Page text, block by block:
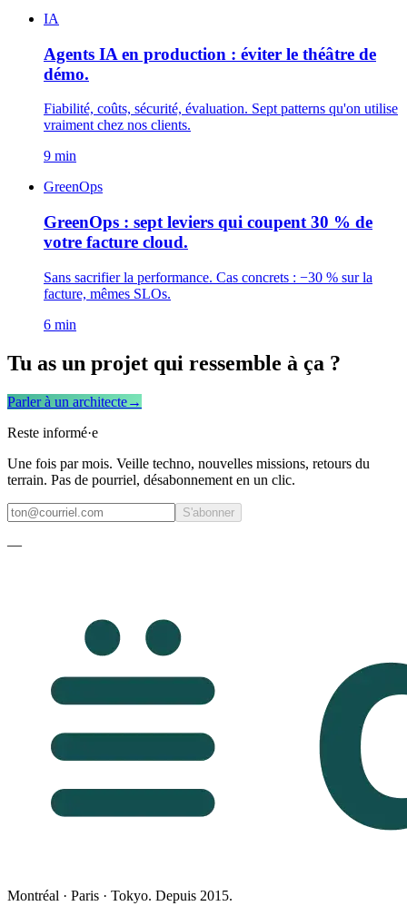
IA
Agents IA en production : éviter le théâtre de
démo.
Fiabilité, coûts, sécurité, évaluation. Sept patterns qu'on utilise
vraiment chez nos clients.
9 min
GreenOps
GreenOps : sept leviers qui coupent 30 % de
votre facture cloud.
Sans sacrifier la performance. Cas concrets : −30 % sur la
facture, mêmes SLOs.
6 min
Tu as un projet qui ressemble à ça ?
Parler à un architecte→
Reste informé·e
Une fois par mois. Veille techno, nouvelles missions, retours du
terrain. Pas de pourriel, désabonnement en un clic.
S'abonner
—
Montréal · Paris · Tokyo. Depuis 2015.